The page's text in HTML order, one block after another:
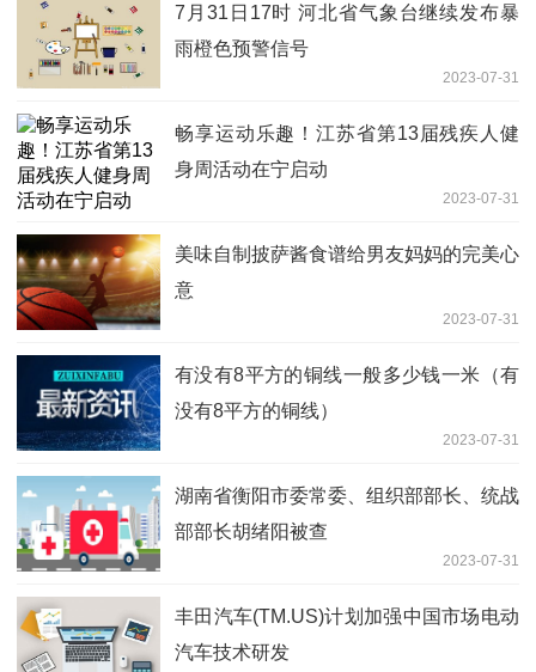
7月31日17时 河北省气象台继续发布暴
雨橙色预警信号
2023-07-31
畅享运动乐趣！江苏省第13届残疾人健
身周活动在宁启动
2023-07-31
美味自制披萨酱食谱给男友妈妈的完美心
意
2023-07-31
有没有8平方的铜线一般多少钱一米（有
没有8平方的铜线）
2023-07-31
湖南省衡阳市委常委、组织部部长、统战
部部长胡绪阳被查
2023-07-31
丰田汽车(TM.US)计划加强中国市场电动
汽车技术研发